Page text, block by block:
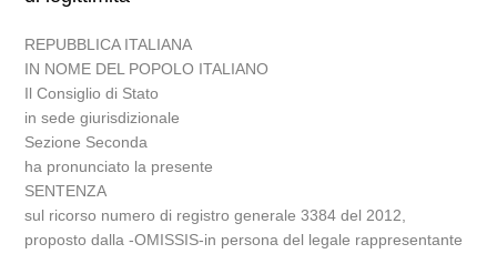
REPUBBLICA ITALIANA
IN NOME DEL POPOLO ITALIANO
Il Consiglio di Stato
in sede giurisdizionale
Sezione Seconda
ha pronunciato la presente
SENTENZA
sul ricorso numero di registro generale 3384 del 2012,
proposto dalla -OMISSIS-in persona del legale rappresentante